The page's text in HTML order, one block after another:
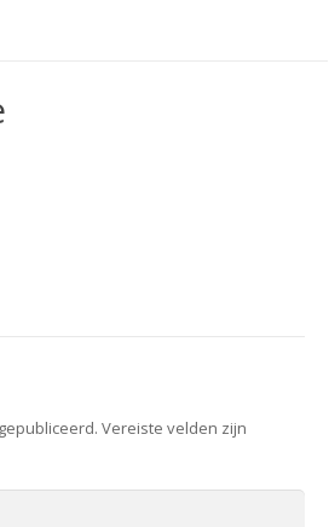
Vereiste velden zijn